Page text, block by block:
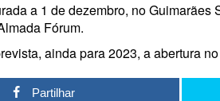
a 1 de dezembro, no Guimarães
Fórum.
ainda para 2023, a abertura
Partilhar